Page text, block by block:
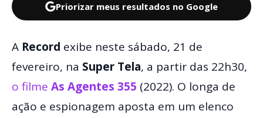
Priorizar meus resultados no Google
A Record exibe neste sábado, 21 de
fevereiro, na Super Tela, a partir das 22h30,
o filme As Agentes 355 (2022). O longa de
ação e espionagem aposta em um elenco